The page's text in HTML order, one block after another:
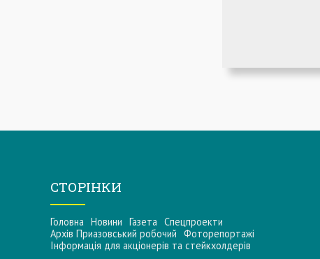
СТОРІНКИ
Головна Новини Газета Спецпроекти
Архів Приазовський робочий Фоторепортажі
Інформацiя для акцiонерiв та стейкхолдерiв